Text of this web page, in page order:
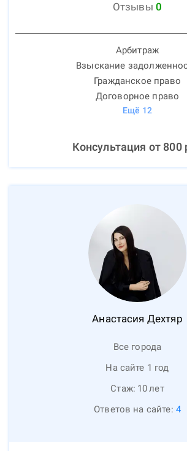
Отзывы 0
Арбитраж
Взыскание
Гражданское право
Договорное право
Ещё 12
Консультация от 800
Анастасия Дехтяр
Все города
На сайте 1 год
Стаж: 10лет
Ответов на сайте: 4